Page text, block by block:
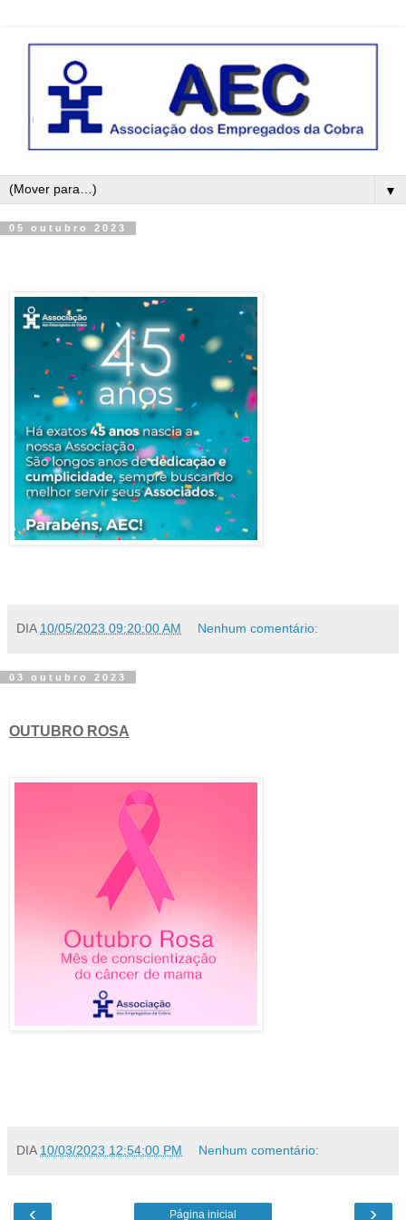
▼
05 outubro 2023
DIA 10/05/2023 09:20:00 AM Nenhum comentário:
03 outubro 2023
OUTUBRO ROSA
DIA 10/03/2023 12:54:00 PM Nenhum comentário:
‹ ›
Página inicial